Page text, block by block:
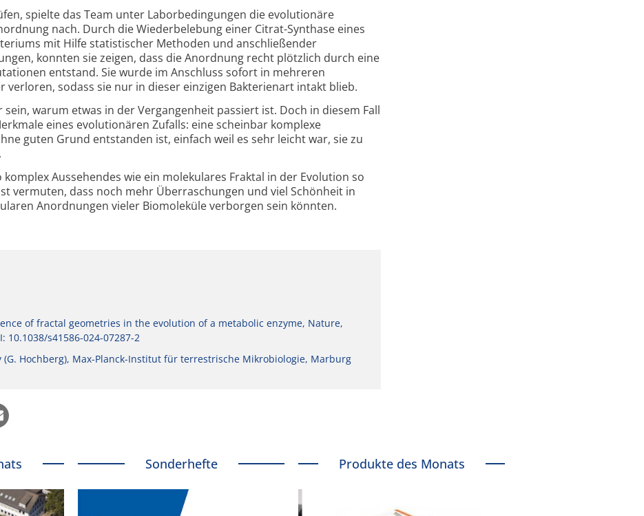
spielte das Team unter Laborbedingungen die evolutionäre
nach. Durch die Wiederbelebung einer Citrat-Synthase eines
mit Hilfe statistischer Methoden und anschließender
konnten sie zeigen, dass die Anordnung recht plötzlich durch eine
entstand. Sie wurde im Anschluss sofort in mehreren
verloren, sodass sie nur in dieser einzigen Bakterienart intakt blieb.
warum etwas in der Vergangenheit passiert ist. Doch in diesem Fall
eines evolutionären Zufalls: eine scheinbar komplexe
guten Grund entstanden ist, einfach weil es sehr leicht war, sie zu
komplex Aussehendes wie ein molekulares Fraktal in der Evolution so
vermuten, dass noch mehr Überraschungen und viel Schönheit in
Anordnungen vieler Biomoleküle verborgen sein könnten.
of fractal geometries in the evolution of a metabolic enzyme, Nature,
10.1038/s41586-024-07287-2
(G. Hochberg), Max-Planck-Institut für terrestrische Mikrobiologie, Marburg
Sonderhefte Produkte des Monats